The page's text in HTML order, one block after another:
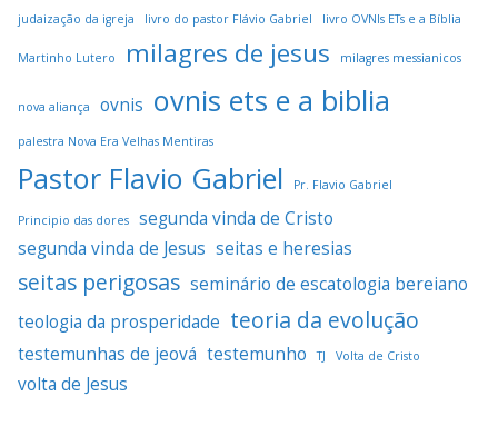
judaização da igreja livro do pastor Flávio Gabriel livro OVNIs ETs e a Bíblia
Martinho Lutero milagres de jesus milagres messianicos
nova aliança ovnis ovnis ets e a biblia
palestra Nova Era Velhas Mentiras
Pastor Flavio Gabriel Pr. Flavio Gabriel
Principio das dores
segunda vinda de Cristo
segunda vinda de Jesus seitas e heresias
seitas perigosas seminário de escatologia bereiano
teologia da prosperidade teoria da evolução
testemunhas de jeová testemunho TJ Volta de Cristo
volta de Jesus